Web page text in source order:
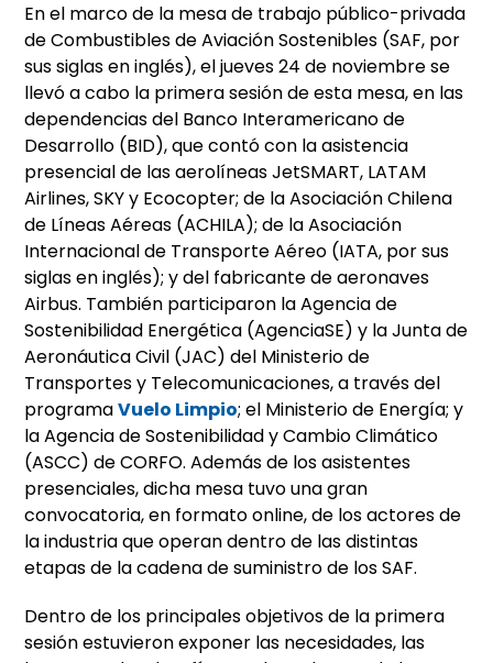
En el marco de la mesa de trabajo público-privada
de Combustibles de Aviación Sostenibles (SAF, por
sus siglas en inglés), el jueves 24 de noviembre se
llevó a cabo la primera sesión de esta mesa, en las
dependencias del Banco Interamericano de
Desarrollo (BID), que contó con la asistencia
presencial de las aerolíneas JetSMART, LATAM
Airlines, SKY y Ecocopter; de la Asociación Chilena
de Líneas Aéreas (ACHILA); de la Asociación
Internacional de Transporte Aéreo (IATA, por sus
siglas en inglés); y del fabricante de aeronaves
Airbus. También participaron la Agencia de
Sostenibilidad Energética (AgenciaSE) y la Junta de
Aeronáutica Civil (JAC) del Ministerio de
Transportes y Telecomunicaciones, a través del
programaVuelo Limpio; el Ministerio de Energía; y
la Agencia de Sostenibilidad y Cambio Climático
(ASCC) de CORFO. Además de los asistentes
presenciales, dicha mesa tuvo una gran
convocatoria, en formato online, de los actores de
la industria que operan dentro de las distintas
etapas de la cadena de suministro de los SAF.
Dentro de los principales objetivos de la primera
sesión estuvieron exponer las necesidades, las